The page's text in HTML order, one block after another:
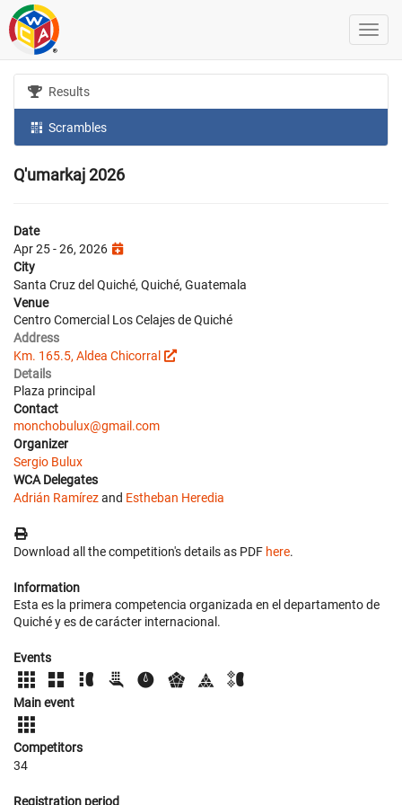
Results
Scrambles
Q'umarkaj 2026
Date
Apr 25 - 26, 2026
City
Santa Cruz del Quiché, Quiché, Guatemala
Venue
Centro Comercial Los Celajes de Quiché
Address
Km. 165.5, Aldea Chicorral
Details
Plaza principal
Contact
monchobulux@gmail.com
Organizer
Sergio Bulux
WCA Delegates
Adrián Ramírezand Estheban Heredia
Download all the competition's details as PDF here.
Information
Esta es la primera competencia organizada en el departamento de
Quiché y es de carácter internacional.
Events
Main event
Competitors
34
Registration period